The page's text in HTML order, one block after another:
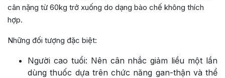
cân nặng từ 60kg trở xuống do dạng bào chế không thích
hợp.
Những đối tượng đặc biệt:
Người cao tuổi: Nên cân nhắc giảm liều một lần
dùng thuốc dựa trên chức năng gan-thận và thể